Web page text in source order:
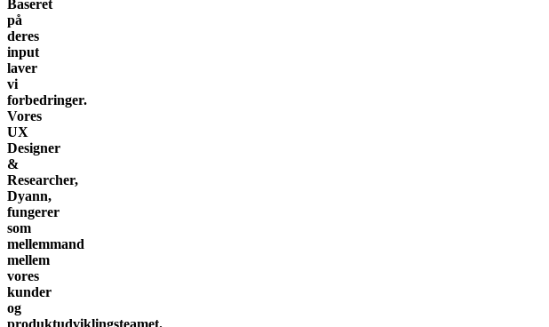
Baseret
på
deres
input
laver
vi
forbedringer.
Vores
UX
Designer
&
Researcher,
Dyann,
fungerer
som
mellemmand
mellem
vores
kunder
og
produktudviklingsteamet.